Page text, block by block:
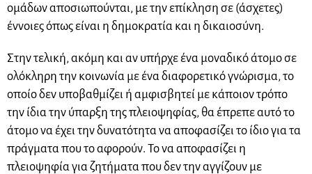
ομάδων αποσιωπούνται, με την επίκληση σε (άσχετες)
έννοιες όπως είναι η δημοκρατία και η δικαιοσύνη.
Στην τελική, ακόμη και αν υπήρχε ένα μοναδικό άτομο σε
ολόκληρη την κοινωνία με ένα διαφορετικό γνώρισμα, το
οποίο δεν υποβαθμίζει ή αμφισβητεί με κάποιον τρόπο
την ίδια την ύπαρξη της πλειοψηφίας, θα έπρεπε αυτό το
άτομο να έχει την δυνατότητα να αποφασίζει το ίδιο για τα
πράγματα που το αφορούν. Το να αποφασίζει η
πλειοψηφία για ζητήματα που δεν την αγγίζουν με